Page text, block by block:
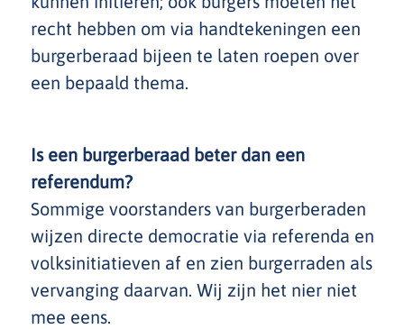
recht hebben om via handtekeningen een
burgerberaad bijeen te laten roepen over
een bepaald thema.
Is een burgerberaad beter dan een
referendum?
Sommige voorstanders van burgerberaden
wijzen directe democratie via referenda en
volksinitiatieven af en zien burgerraden als
vervanging daarvan. Wij zijn het nier niet
mee eens.